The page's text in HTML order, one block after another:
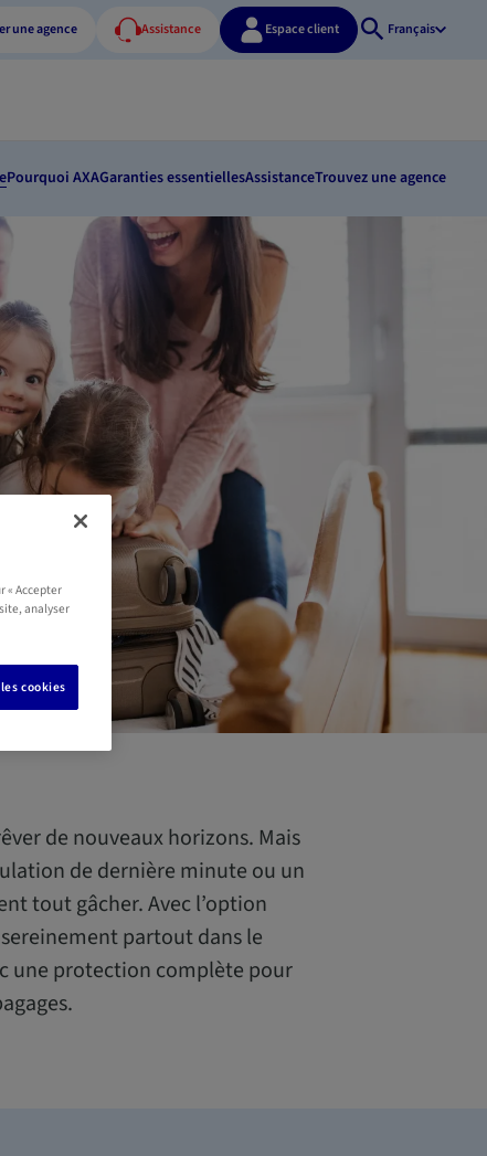
une agence Assistance Espace client
OuvrirFrançais
Pourquoi AXAGaranties essentiellesAssistanceTrouvez une agence
de nouveaux horizons. Mais
de dernière minute ou un
tout gâcher. Avec l’option
sereinement partout dans le
une protection complète pour
« Accepter
analyser
cookies